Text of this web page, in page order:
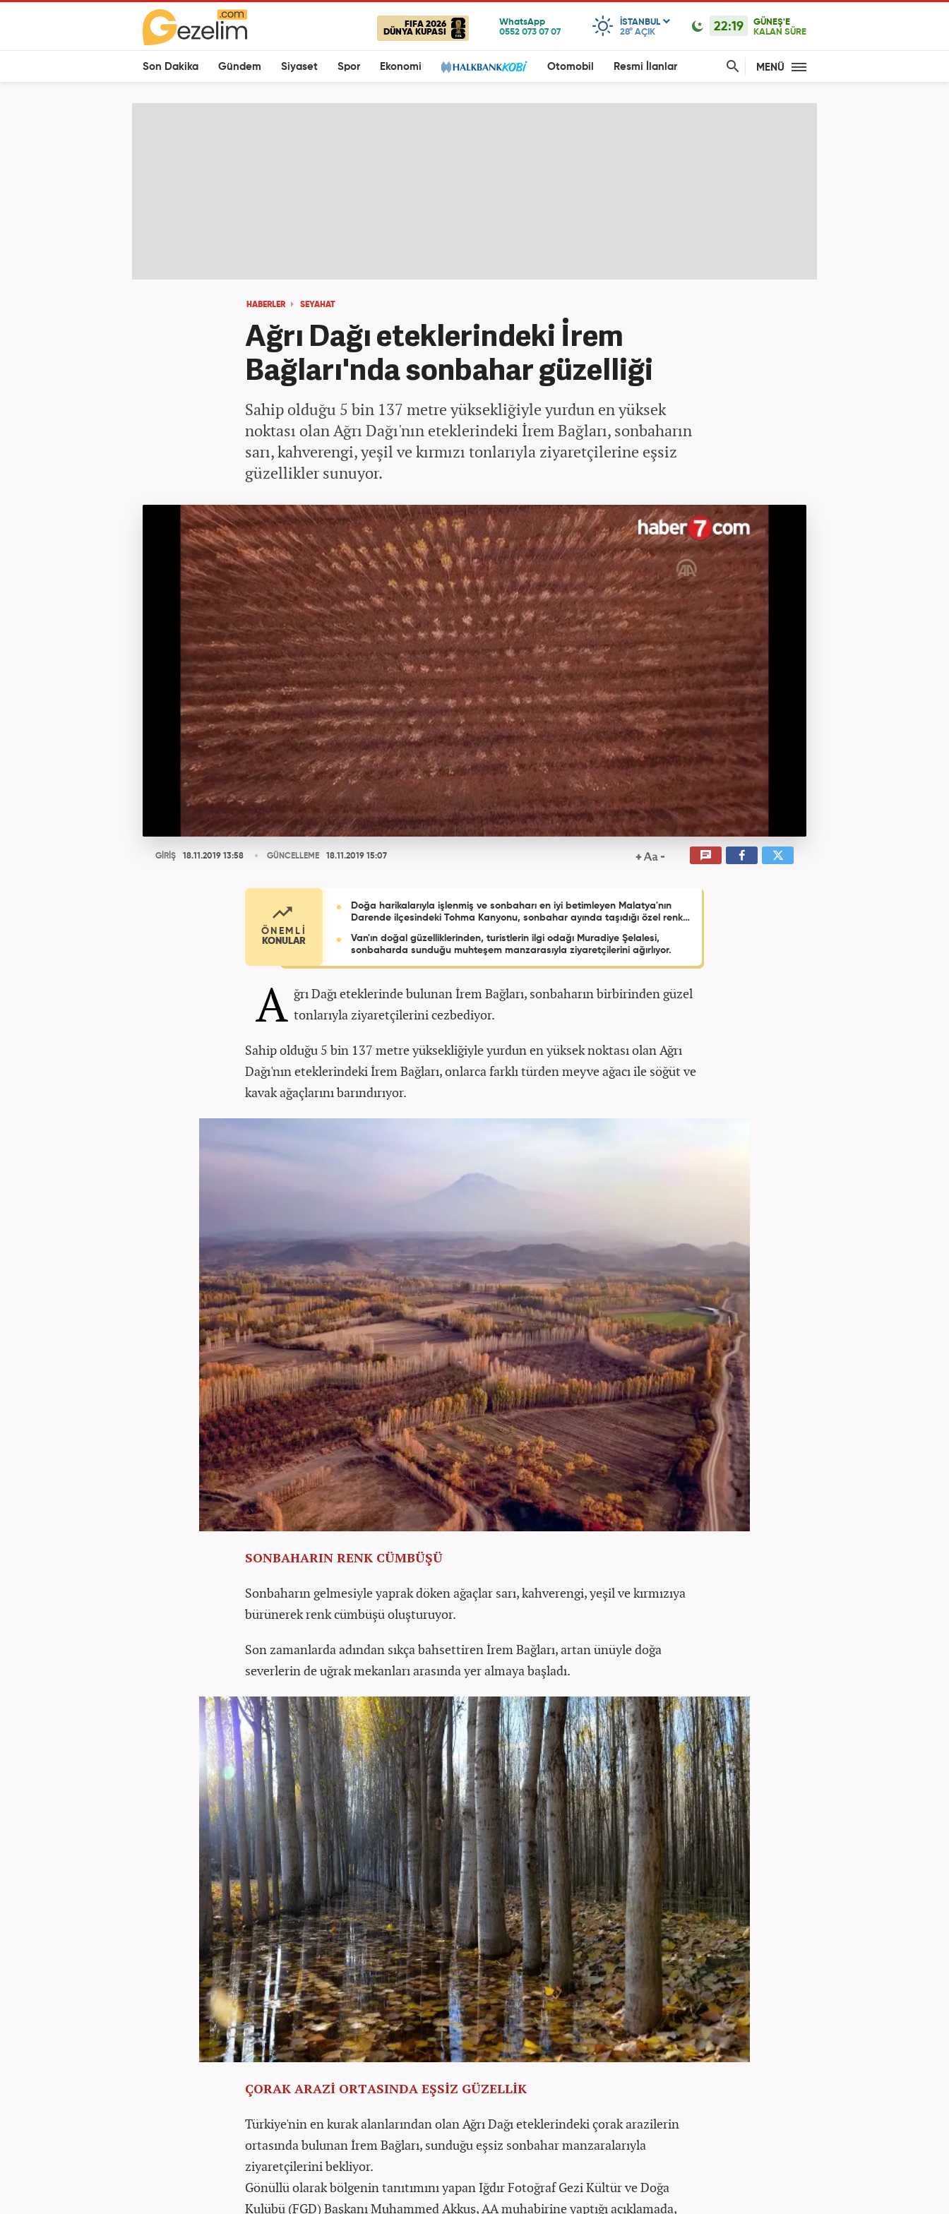
FIFA 2026
DÜNYA KUPASI
ISTANBUL
28° AÇIK 22:19
GÜNEŞ'E
KALAN SÜRE
Son Dakika Gündem Siyaset Spor Ekonomi Otomobil Resmi İlanlar MENÜ
HABERLER SEYAHAT
Ağrı Dağı eteklerindeki İrem
Bağları'nda sonbahar güzelliği
Sahip olduğu 5 bin 137 metre yüksekliğiyle yurdun en yüksek
noktası olan Ağrı Dağı'nın eteklerindeki İrem Bağları, sonbaharın
sarı, kahverengi, yeşil ve kırmızı tonlarıyla ziyaretçilerine eşsiz
güzellikler sunuyor.
GİRİŞ 18.11.2019 13:58 GÜNCELLEME 18.11.2019 15:07
ÖNEMLİ
KONULAR
Doğa harikalarıyla işlenmiş ve sonbaharı en iyi betimleyen Malatya'nın
Darende ilçesindeki Tohma Kanyonu, sonbahar ayında taşıdığı özel renk
Peki Malatya'nın Tohma Kanyonu'na nasıl gidilir? İşte, Tohma Kanyonu'nun
özellikleri...
Van'ın doğal güzelliklerinden, turistlerin ilgi odağı Muradiye Şelalesi,
sonbaharda sunduğu muhteşem manzarasıyla ziyaretçilerini ağırlıyor.
A ğrı Dağı eteklerinde bulunan İrem Bağları, sonbaharın birbirinden güzel
tonlarıyla ziyaretçilerini cezbediyor.
Sahip olduğu 5 bin 137 metre yüksekliğiyle yurdun en yüksek noktası olan Ağrı
Dağı'nın eteklerindeki İrem Bağları, onlarca farklı türden meyve ağacı ile söğüt ve
kavak ağaçlarını barındırıyor.
SONBAHARIN RENK CÜMBÜŞÜ
Sonbaharın gelmesiyle yaprak döken ağaçlar sarı, kahverengi, yeşil ve kırmızıya
bürünerek renk cümbüşü oluşturuyor.
Son zamanlarda adından sıkça bahsettiren İrem Bağları, artan ünüyle doğa
severlerin de uğrak mekanları arasında yer almaya başladı.
ÇORAK ARAZİ ORTASINDA EŞSİZ GÜZELLİK
Türkiye'nin en kurak alanlarından olan Ağrı Dağı eteklerindeki çorak arazilerin
ortasında bulunan İrem Bağları, sunduğu eşsiz sonbahar manzaralarıyla
ziyaretçilerini bekliyor.
Gönüllü olarak bölgenin tanıtımını yapan Iğdır Fotoğraf Gezi Kültür ve Doğa
Kulübü (FGD) Başkanı Muhammed Akkuş, AA muhabirine yaptığı açıklamada,